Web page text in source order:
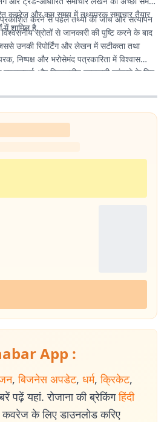
कवरेज और कम समय में तथ्यपरक समाचार तैयार
में शामिल है.
प्रकाशित करने से पहले तथ्यों की जांच और सत्यापन
स्रोतों से जानकारी की पुष्टि करने के बाद
उनकी रिपोर्टिंग और लेखन में सटीकता तथा
निष्पक्ष और भरोसेमंद पत्रकारिता में विश्वास
और विश्वसनीय जानकारी पहुंचाने के लिए
App :
, बिजनेस अपडेट, धर्म, क्रिकेट,
पढ़ें यहां. रोजाना की ब्रेकिंग हिंदी
के लिए डाउनलोड करिए